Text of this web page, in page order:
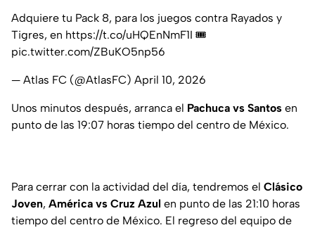
Adquiere tu Pack 8, para los juegos contra Rayados y
Tigres, en https://t.co/uHQEnNmF1I 🎟️
pic.twitter.com/ZBuKO5np56
— Atlas FC (@AtlasFC) April 10, 2026
Unos minutos después, arranca el Pachuca vs Santos en
punto de las 19:07 horas tiempo del centro de México.
Para cerrar con la actividad del día, tendremos el Clásico
Joven, América vs Cruz Azul en punto de las 21:10 horas
tiempo del centro de México. El regreso del equipo de